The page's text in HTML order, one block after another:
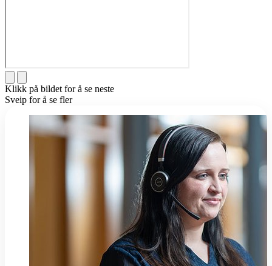
Klikk på bildet for å se neste
Sveip for å se fler